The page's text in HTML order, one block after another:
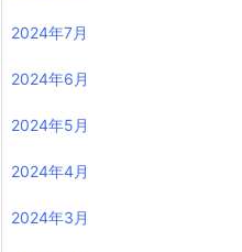
2024年7月
2024年6月
2024年5月
2024年4月
2024年3月